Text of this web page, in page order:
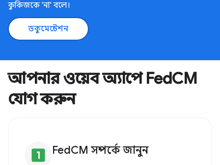
কুকিজকে 'না' বলে।
ডকুমেন্টেশন
আপনার ওয়েব অ্যাপে FedCM
যোগ করুন
looks_one FedCM সম্পর্কে জানুন